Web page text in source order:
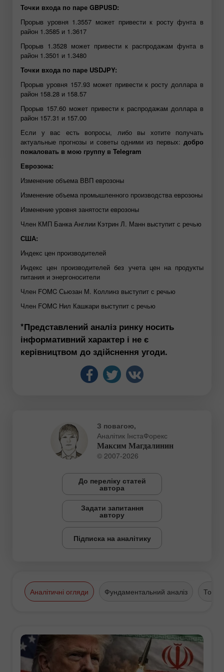
Точки входа по паре GBPUSD:
Прорыв уровня 1.3557 может привести к росту фунта в
район 1.3585 и 1.3617
Прорыв 1.3528 может привести к распродажам фунта в
район 1.3501 и 1.3480
Точки входа по паре USDJPY:
Прорыв уровня 157.93 может привести к росту доллара в
район 158.28 и 158.57
Прорыв 157.60 может привести к распродажам доллара в
район 157.31 и 157.00
Если у вас есть вопросы, либо вы хотите получать
актуальные прогнозы и советы одними из первых: добро
пожаловать в мою группу в Telegram
Еврозона:
Изменение объема ВВП еврозоны
Изменение объема промышленного производства еврозоны
Изменение уровня занятости еврозоны
Член КМП Банка Англии Кэтрин Л. Манн выступит с речью
США:
Индекс цен производителей
Индекс цен производителей без учета цен на продукты
питания и энергоносители
Член FOMC Сьюзан М. Коллинз выступит с речью
Член FOMC Нил Кашкари выступит с речью
*Представлений аналіз ринку носить
інформативний характер і не є
керівництвом до здійснення угоди.
З повагою,
Аналітик ІнстаФорекс
Максим Магдалинин
© 2007-2026
До переліку статей
автора
Задати запитання
автору
Підписка на аналітику
Аналітичні огляди Фундаментальний аналіз